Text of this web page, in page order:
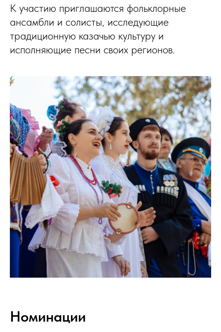
К участию приглашаются фольклорные
ансамбли и солисты, исследующие
традиционную казачью культуру и
исполняющие песни своих регионов.
Номинации